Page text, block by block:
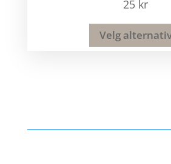
25 kr
Velg